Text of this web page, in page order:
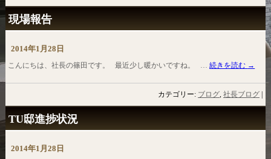
現場報告
2014年1月28日
こんにちは、社長の篠田です。 最近少し暖かいですね。 …続きを読む →
カテゴリー: ブログ,社長ブログ
TU邸進捗状況
2014年1月28日